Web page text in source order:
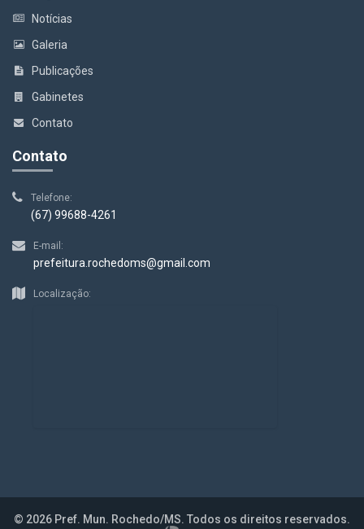
Notícias
Galeria
Publicações
Gabinetes
Contato
Contato
Telefone:
(67) 99688-4261
E-mail:
prefeitura.rochedoms@gmail.com
Localização:
© 2026 Pref. Mun. Rochedo/MS. Todos os direitos reservados.